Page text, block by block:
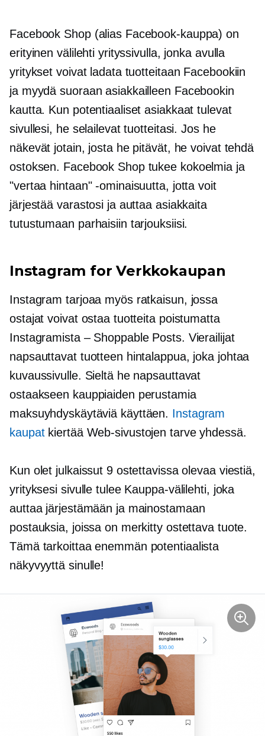
Facebook Shop (alias Facebook-kauppa) on
erityinen välilehti yrityssivulla, jonka avulla
yritykset voivat ladata tuotteitaan Facebookiin
ja myydä suoraan asiakkailleen Facebookin
kautta. Kun potentiaaliset asiakkaat tulevat
sivullesi, he selailevat tuotteitasi. Jos he
näkevät jotain, josta he pitävät, he voivat tehdä
ostoksen. Facebook Shop tukee kokoelmia ja
"vertaa hintaan" -ominaisuutta, jotta voit
järjestää varastosi ja auttaa asiakkaita
tutustumaan parhaisiin tarjouksiisi.
Instagram forVerkkokaupan
Instagram tarjoaa myös ratkaisun, jossa
ostajat voivat ostaa tuotteita poistumatta
Instagramista – Shoppable Posts. Vierailijat
napsauttavat tuotteen hintalappua, joka johtaa
kuvaussivulle. Sieltä he napsauttavat
ostaakseen kauppiaiden perustamia
maksuyhdyskäytäviä käyttäen. Instagram
kaupat kiertääWeb-sivustojen tarve yhdessä.
Kun olet julkaissut 9 ostettavissa olevaa viestiä,
yrityksesi sivulle tulee Kauppa-välilehti, joka
auttaa järjestämään ja mainostamaan
postauksia, joissa on merkitty ostettava tuote.
Tämä tarkoittaa enemmän potentiaalista
näkyvyyttä sinulle!